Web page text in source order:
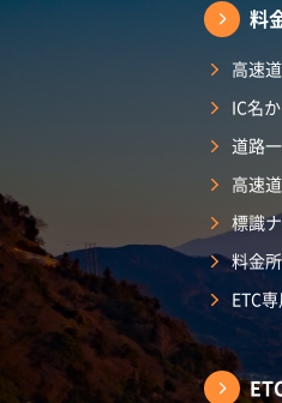
料
高速
IC名
道路
高速
標識
料金
ETC